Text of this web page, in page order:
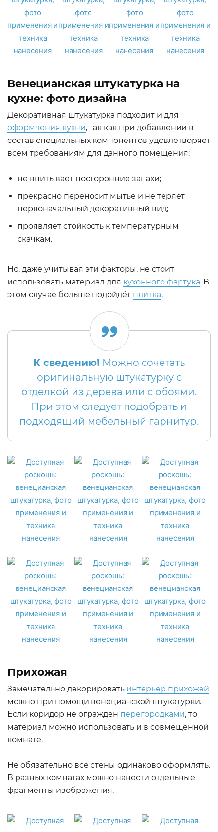
Венецианская штукатурка на
кухне: фото дизайна
Декоративная штукатурка подходит и для
оформления кухни, так как при добавлении в
состав специальных компонентов удовлетворяет
всем требованиям для данного помещения:
не впитывает посторонние запахи;
прекрасно переносит мытье и не теряет
первоначальный декоративный вид;
проявляет стойкость к температурным
скачкам.
Но, даже учитывая эти факторы, не стоит
использовать материал для кухонного фартука. В
этом случае больше подойдёт плитка.
К сведению! Можно сочетать
оригинальную штукатурку с
отделкой из дерева или с обоями.
При этом следует подобрать и
подходящий мебельный гарнитур.
Прихожая
Замечательно декорировать интерьер прихожей
можно при помощи венецианской штукатурки.
Если коридор не огражден перегородками, то
материал можно использовать и в совмещённой
комнате.
Не обязательно все стены одинаково оформлять.
В разных комнатах можно нанести отдельные
фрагменты изображения.